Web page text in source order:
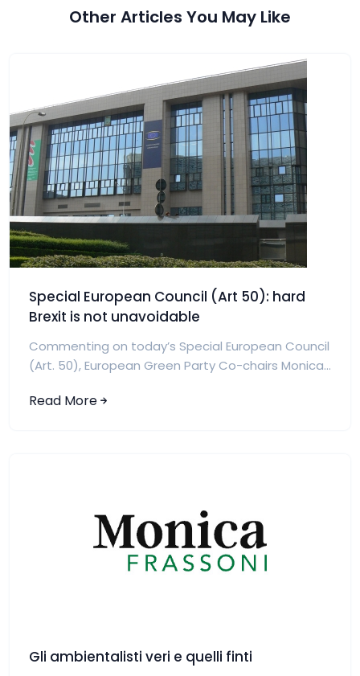
Other Articles You May Like
Special European Council (Art 50): hard
Brexit is not unavoidable
Commenting on today’s Special European Council
(Art. 50), European Green Party Co-chairs Monica...
Read More
Gli ambientalisti veri e quelli finti